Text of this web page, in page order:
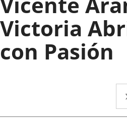
Victoria
con Pasión